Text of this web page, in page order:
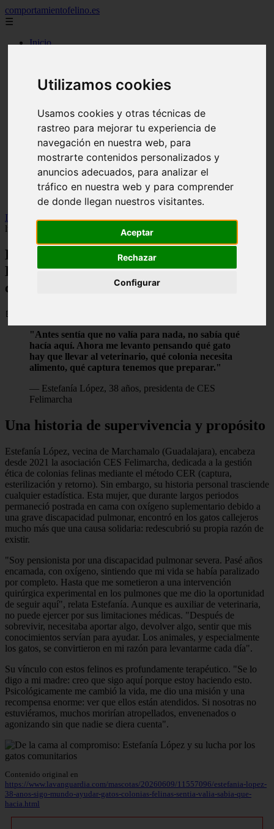
Utilizamos cookies
Usamos cookies y otras técnicas de
rastreo para mejorar tu experiencia de
navegación en nuestra web, para
mostrarte contenidos personalizados y
anuncios adecuados, para analizar el
tráfico en nuestra web y para comprender
de donde llegan nuestros visitantes.
Aceptar
Rechazar
Configurar
comportamientofelino.es
☰
Inicio
protagonistas
acuariofilia 2
acuariofilia
articulos
canal tv
nombres para gatos
novedades
tablon de anuncios
uncategorized
zona pro
Inicio
gatos >De la cama al compromiso: Estefanía López y su
lucha por los gatos comunitarios
De la cama al compromiso: Estefanía
López y su lucha por los gatos
comunitarios
📅 09/06/2026
"Antes sentía que no valía para nada, no sabía qué
hacía aquí. Ahora me levanto pensando qué gato
hay que llevar al veterinario, qué colonia necesita
alimento, qué captura tenemos que preparar."
— Estefanía López, 38 años, presidenta de CES
Felimarcha
Una historia de supervivencia y propósito
Estefanía López, vecina de Marchamalo (Guadalajara), encabeza
desde 2021 la asociación CES Felimarcha, dedicada a la gestión
ética de colonias felinas mediante el método CER (captura,
esterilización y retorno). Sin embargo, su historia personal trasciende
cualquier estadística. Esta mujer, que durante largos periodos
permaneció postrada en cama con oxígeno suplementario debido a
una grave discapacidad pulmonar, encontró en los gatos callejeros
mucho más que una causa solidaria: redescubrió su propia razón de
existir.
"Soy pensionista por una discapacidad pulmonar severa. Pasé años
encamada, con oxígeno, sintiendo que mi vida se había paralizado
por completo. Hasta que me sometieron a una intervención
quirúrgica experimental en los pulmones que me dio la oportunidad
de seguir aquí", relata Estefanía. Aunque es auxiliar de veterinaria,
no puede ejercer por sus limitaciones médicas. "Después de
sobrevivir, necesitaba aportar algo, devolver algo, sentir que mis
conocimientos servían para ayudar. Los animales, y especialmente
los gatos, se convirtieron en mi razón para levantarme cada día".
Su vínculo con estos felinos es profundamente terapéutico. "Se lo
digo a mi madre: creo que sigo aquí porque estoy haciendo esto.
Psicológicamente me cambió la vida, me dio una misión y una
recompensa enorme: ver que ellos están atendidos. Si nosotras no
estuviéramos, muchos morirían atropellados, envenenados o
agonizando sin que nadie se diera cuenta".
Contenido original en
https://www.lavanguardia.com/mascotas/20260609/11557096/estefania-lopez-
38-anos-sigo-mundo-ayudar-gatos-colonias-felinas-sentia-valia-sabia-que-
hacia.html